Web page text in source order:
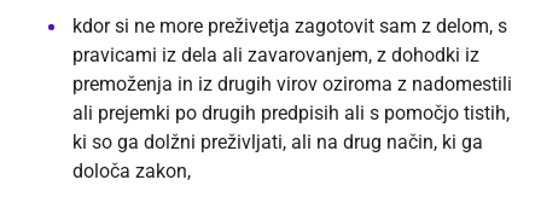
kdor si ne more preživetja zagotovit sam z delom, s
pravicami iz dela ali zavarovanjem, z dohodki iz
premoženja in iz drugih virov oziroma z nadomestili
ali prejemki po drugih predpisih ali s pomočjo tistih,
ki so ga dolžni preživljati, ali na drug način, ki ga
določa zakon,